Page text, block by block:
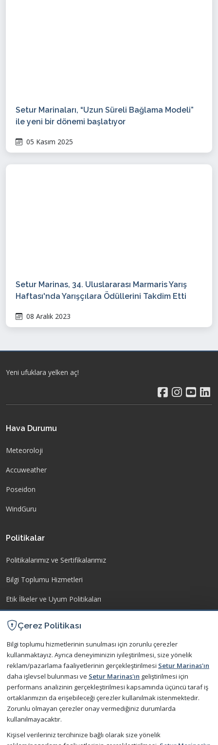
Setur Marinaları, “Uzun Süreli Bağlama Modeli”
ile yeni bir dönemi başlatıyor
05 Kasım 2025
Setur Marinas, 34. Uluslararası Marmaris Yarış
Haftası'nda Yarışçılara Ödüllerini Takdim Etti
08 Aralık 2023
Yeni ufuklara yelken aç!
Hava Durumu
Meteoroloji
Accuweather
Poseidon
WindGuru
Politikalar
Politikalarımız ve Sertifikalarımız
Bilgi Toplumu Hizmetleri
Etik İlkeler ve Uyum Politikaları
İşletme Yönetmeliği
İletişim
Bize Ulaşın
Sıkça Sorulan Sorular
Şimdi Mobil Uygulamamızı Ücretsiz Deneyin
Çerez Politikası
Bilgi toplumu hizmetlerinin sunulması için zorunlu çerezler
kullanmaktayız. Ayrıca deneyiminizin iyileştirilmesi, size yönelik
reklam/pazarlama faaliyetlerinin gerçekleştirilmesi Setur Marinas'ın
daha işlevsel bulunması ve Setur Marinas'ın geliştirilmesi için
performans analizinin gerçekleştirilmesi kapsamında üçüncü taraf iş
ortaklarımızın da erişebileceği çerezler kullanılmak istenmektedir.
Zorunlu olmayan çerezler onay vermediğiniz durumlarda
kullanılmayacaktır.
Kişisel verileriniz tercihinize bağlı olarak size yönelik